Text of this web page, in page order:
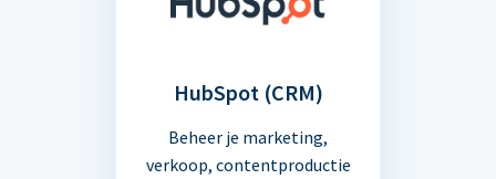
HubSpot (CRM)
Beheer je marketing,
verkoop, contentproductie